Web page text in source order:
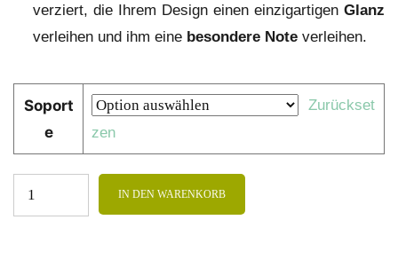
verziert, die Ihrem Design einen einzigartigen Glanz
verleihen und ihm eine besondere Note verleihen.
Soport
e
Zurückset
zen
IN DEN WARENKORB